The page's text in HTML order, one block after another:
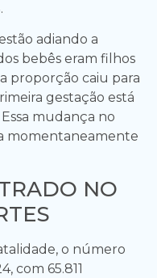
adiando a
bebês eram filhos
proporção caiu para
gestação está
mudança no
momentaneamente
NO
o número
com 65.811